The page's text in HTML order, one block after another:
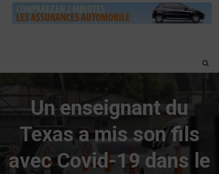
Un enseignant du
Texas a mis son fils
avec Covid-19 dans le